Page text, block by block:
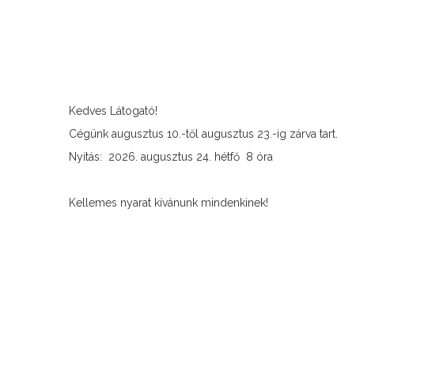
Kedves Látogató!
Cégünk augusztus 10.-től augusztus 23.-ig zárva tart.
Nyitás: 2026. augusztus 24. hétfő 8 óra
Kellemes nyarat kívánunk mindenkinek!